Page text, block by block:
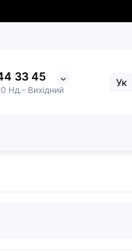
33 45
Нд.- Вихідний
Ук